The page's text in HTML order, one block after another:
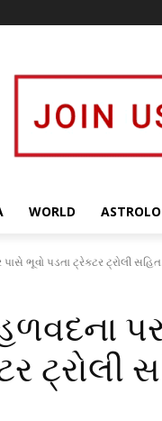
WORLD
ભૂવો પડતા ટ્રેકટર ટ્રોલી
ટ્રોલી